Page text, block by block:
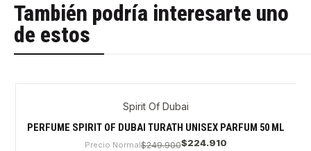
También podría interesarte uno
de estos
Spirit Of Dubai
PERFUME SPIRIT OF DUBAI TURATH UNISEX PARFUM 50 ML
Precio Normal$249.900$224.910